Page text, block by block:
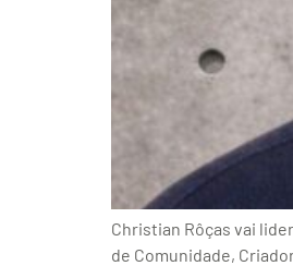
Christian Rôças vai
de Comunidade,